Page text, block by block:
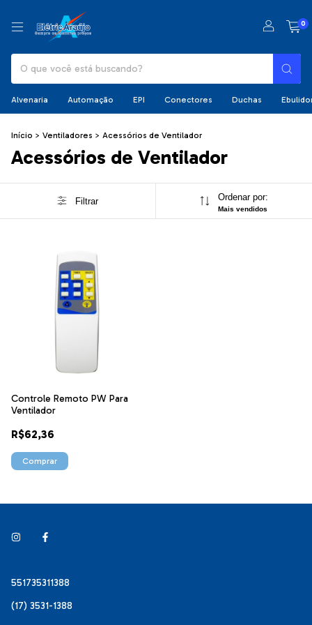
0
Alvenaria Automação EPI Conectores Duchas
Início > Ventiladores > Acessórios de Ventilador
Acessórios de Ventilador
Filtrar Ordenar por:
Mais vendidos
Controle Remoto PW Para
Ventilador
R$62,36
551735311388
(17) 3531-1388